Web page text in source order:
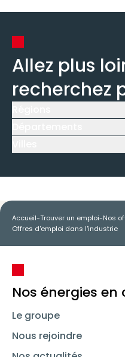
Allez plus
recherchez
Accueil-Trouver un emploi-Nos
Offres d'emploi dans l'industrie
Nos énergies
Le groupe
Nous rejoindre